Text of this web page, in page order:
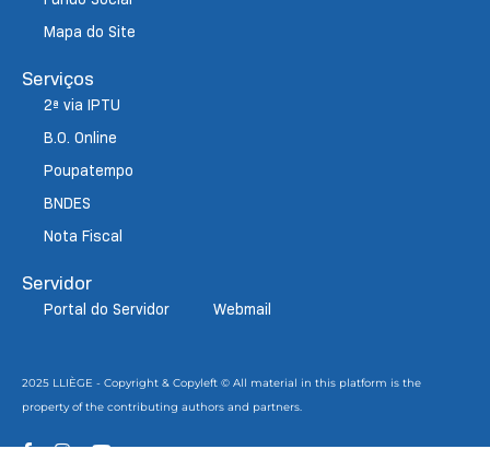
Mapa do Site
Serviços
2ª via IPTU
B.O. Online
Poupatempo
BNDES
Nota Fiscal
Servidor
Portal do Servidor Webmail
2025 LLIÈGE - Copyright & Copyleft © All material in this platform is the
property of the contributing authors and partners.